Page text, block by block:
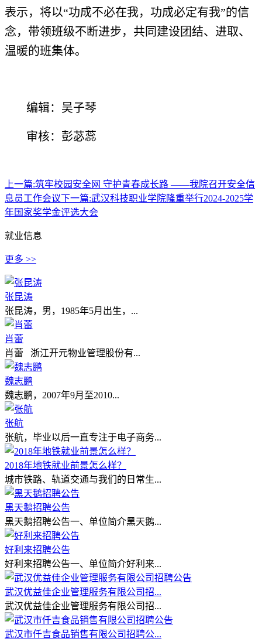
表示，将以“功成不必在我，功成必定有我”的信
念，带领班级不断进步，共同建设团结、进取、
温暖的班集体。
编辑：吴子琴
审核：彭苾蕊
上一篇:筑牢校园安全网 守护青春成长路 ——我院召开安全信
息员工作会议下一篇:武汉科技职业学院隆重举行2024-2025学
年国家奖学金评选大会
就业信息
更多 >>
张昆涛
张昆涛，男，1985年5月出生，...
肖蕾
肖蕾 浙江开元物业管理股份有...
魏志鹏
魏志鹏，2007年9月至2010...
张航
张航，毕业以后一直专注于电子商务...
2018年地铁就业前景怎么样？
城市铁路、轨道交通与我们的日常生...
黑天鹅招聘公告
黑天鹅招聘公告一、单位简介黑天鹅...
好利来招聘公告
好利来招聘公告一、单位简介好利来...
武汉优益佳企业管理服务有限公司招...
武汉优益佳企业管理服务有限公司招...
武汉市仟吉食品销售有限公司招聘公...